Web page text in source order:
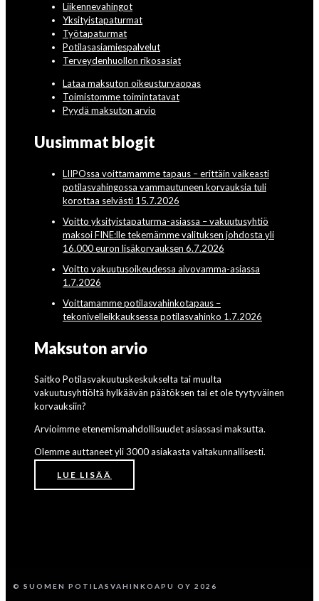
Liikennevahingot
Yksityistapaturmat
Työtapaturmat
Potilasasiamiespalvelut
Terveydenhuollon rikosasiat
Lataa maksuton oikeusturvaopas
Toimistomme toimintatavat
Pyydä maksuton arvio
Uusimmat blogit
LIIPOssa voittamamme tapaus – erittäin vaikeasti
potilasvahingossa vammautuneen korvauksia tuli
korottaa selvästi 15.7.2026
Voitto yksityistapaturma-asiassa – vakuutusyhtiö
maksoi FINE:lle tekemämme valituksen johdosta yli
16.000 euron lisäkorvauksen 6.7.2026
Voitto vakuutusoikeudessa aivovamma-asiassa
1.7.2026
Voittamamme potilasvahinkotapaus –
tekonivelleikkauksessa potilasvahinko 1.7.2026
Maksuton arvio
Saitko Potilasvakuutuskeskukselta tai muulta
vakuutusyhtiöltä hylkäävän päätöksen tai et ole tyytyväinen
korvauksiin?
Arvioimme etenemismahdollisuudet asiassasi maksutta.
Olemme auttaneet yli 3000 asiakasta valtakunnallisesti.
LUE LISÄÄ
© SUOMEN POTILASVAHINKOAPU OY 2026